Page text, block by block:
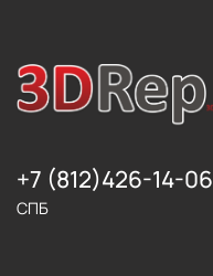
+7 (812)426-14-06
СПБ